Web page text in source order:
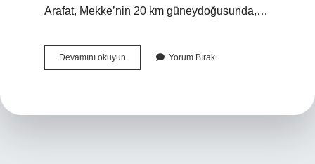
Arafat, Mekke’nin 20 km güneydoğusunda,…
Devamını okuyun Arafatda
Kalmak
Yorum Bırak